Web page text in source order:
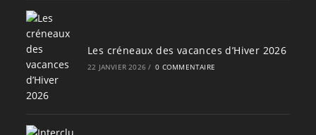
Les créneaux des vacances d’Hiver 2026
22 JANVIER 2026 / 0 COMMENTAIRE